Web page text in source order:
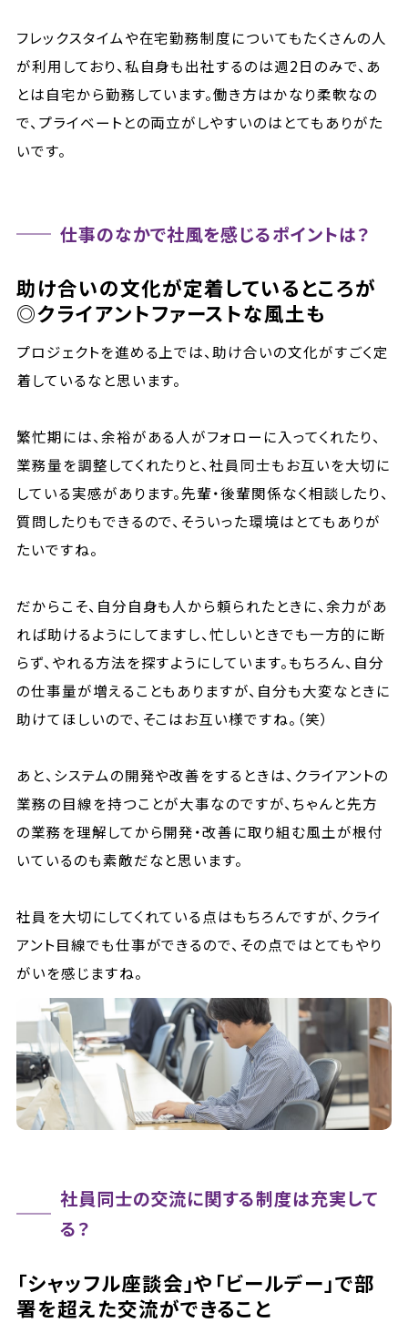
フレックスタイムや在宅勤務制度についてもたくさんの人
が利用しており、私自身も出社するのは週2日のみで、あ
とは自宅から勤務しています。働き方はかなり柔軟なの
で、プライベートとの両立がしやすいのはとてもありがた
いです。
仕事のなかで社風を感じるポイントは？
助け合いの文化が定着しているところが
◎クライアントファーストな風土も
プロジェクトを進める上では、助け合いの文化がすごく定
着しているなと思います。
繁忙期には、余裕がある人がフォローに入ってくれたり、
業務量を調整してくれたりと、社員同士もお互いを大切に
している実感があります。先輩・後輩関係なく相談したり、
質問したりもできるので、そういった環境はとてもありが
たいですね。
だからこそ、自分自身も人から頼られたときに、余力があ
れば助けるようにしてますし、忙しいときでも一方的に断
らず、やれる方法を探すようにしています。もちろん、自分
の仕事量が増えることもありますが、自分も大変なときに
助けてほしいので、そこはお互い様ですね。（笑）
あと、システムの開発や改善をするときは、クライアントの
業務の目線を持つことが大事なのですが、ちゃんと先方
の業務を理解してから開発・改善に取り組む風土が根付
いているのも素敵だなと思います。
社員を大切にしてくれている点はもちろんですが、クライ
アント目線でも仕事ができるので、その点ではとてもやり
がいを感じますね。
社員同士の交流に関する制度は充実して
る？
「シャッフル座談会」や「ビールデー」で部
署を超えた交流ができること